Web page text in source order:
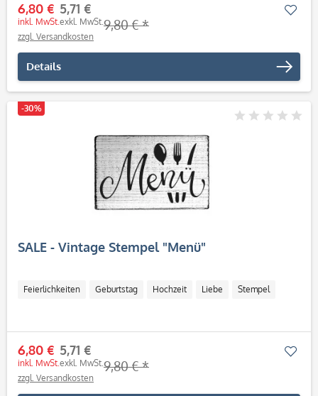
6,80 €
inkl. MwSt.
5,71 €
exkl. MwSt.9,80 € *
zzgl. Versandkosten
Details
-30%
SALE - Vintage Stempel "Menü"
Feierlichkeiten Geburtstag Hochzeit Liebe Stempel
6,80 €
inkl. MwSt.
5,71 €
exkl. MwSt.9,80 € *
zzgl. Versandkosten